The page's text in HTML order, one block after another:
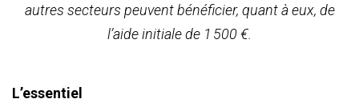
autres secteurs peuvent bénéficier, quant à eux, de
l’aide initiale de 1 500 €.
L’essentiel